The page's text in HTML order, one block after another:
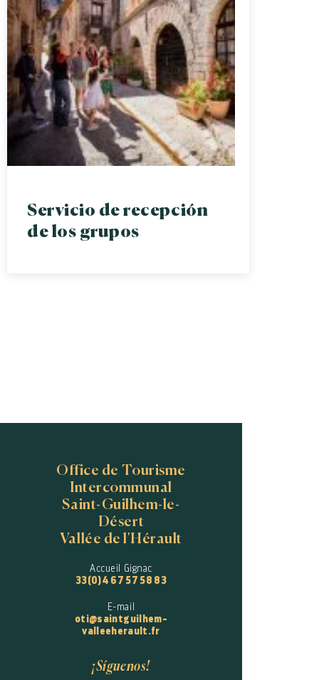
Servicio de recepción
de los grupos
Office de Tourisme
Intercommunal
Saint-Guilhem-le-
Désert
Vallée de l'Hérault
Accueil Gignac
33(0)4 67 57 58 83
E-mail
oti@saintguilhem-
valleeherault.fr
¡Síguenos!